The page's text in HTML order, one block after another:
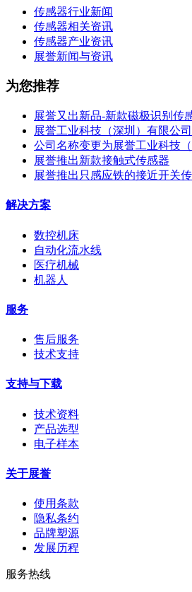
传感器行业新闻
传感器相关资讯
传感器产业资讯
展誉新闻与资讯
为您推荐
展誉又出新品-新款磁极识别传
展誉工业科技（深圳）有限公
公司名称变更为展誉工业科技
展誉推出新款接触式传感器
展誉推出只感应铁的接近开关
解决方案
数控机床
自动化流水线
医疗机械
机器人
服务
售后服务
技术支持
支持与下载
技术资料
产品选型
电子样本
关于展誉
使用条款
隐私条约
品牌塑源
发展历程
服务热线